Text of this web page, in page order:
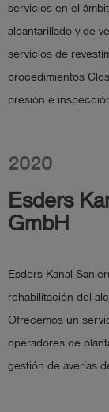
servicios en el
alcantarillado y de
servicios de
procedimientos
presión e
2020
Esders
GmbH
Esders Kanal-
rehabilitación del
Ofrecemos un
operadores de
gestión de averías